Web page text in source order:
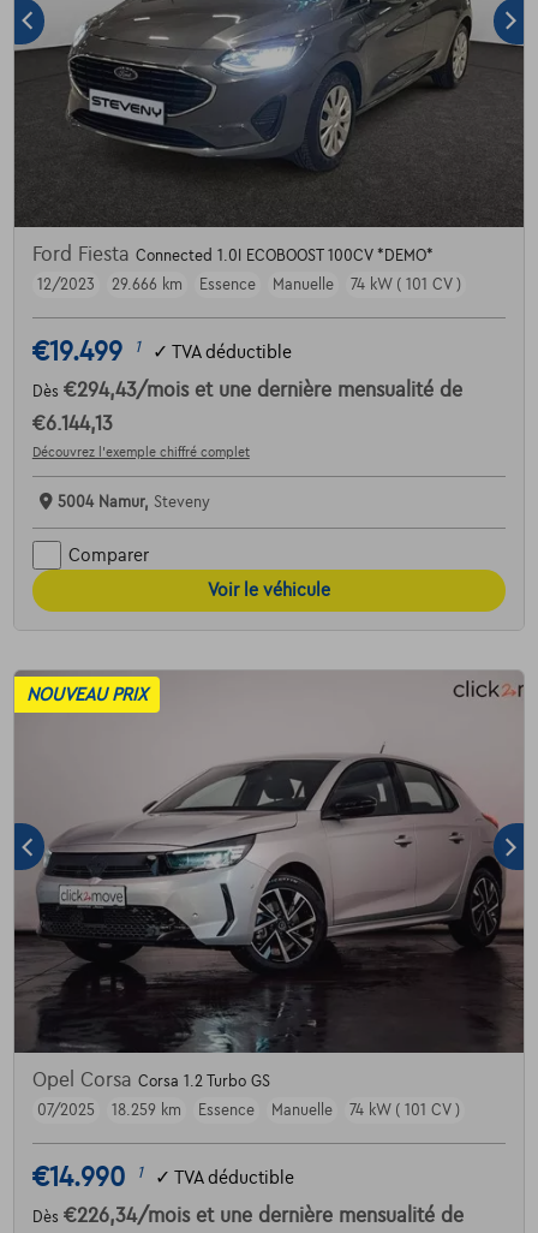
Ford Fiesta Connected 1.0I ECOBOOST 100CV *DEMO*
12/2023
29.666 km Essence Manuelle 74 kW ( 101 CV )
€19.499 1 ✓ TVA déductible
Dès €294,43/mois et une dernière mensualité de
€6.144,13
Découvrez l’exemple chiffré complet
5004 Namur, Steveny
Comparer
Voir le véhicule
NOUVEAU PRIX
Opel Corsa Corsa 1.2 Turbo GS
07/2025
18.259 km Essence Manuelle 74 kW ( 101 CV )
€14.990 1 ✓ TVA déductible
Dès €226,34/mois et une dernière mensualité de